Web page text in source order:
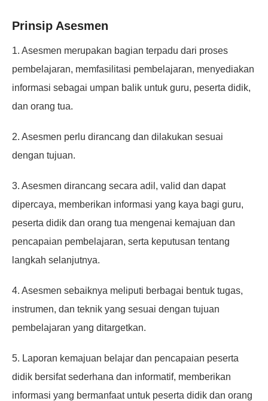
Prinsip Asesmen
1. Asesmen merupakan bagian terpadu dari proses
pembelajaran, memfasilitasi pembelajaran, menyediakan
informasi sebagai umpan balik untuk guru, peserta didik,
dan orang tua.
2. Asesmen perlu dirancang dan dilakukan sesuai
dengan tujuan.
3. Asesmen dirancang secara adil, valid dan dapat
dipercaya, memberikan informasi yang kaya bagi guru,
peserta didik dan orang tua mengenai kemajuan dan
pencapaian pembelajaran, serta keputusan tentang
langkah selanjutnya.
4. Asesmen sebaiknya meliputi berbagai bentuk tugas,
instrumen, dan teknik yang sesuai dengan tujuan
pembelajaran yang ditargetkan.
5. Laporan kemajuan belajar dan pencapaian peserta
didik bersifat sederhana dan informatif, memberikan
informasi yang bermanfaat untuk peserta didik dan orang